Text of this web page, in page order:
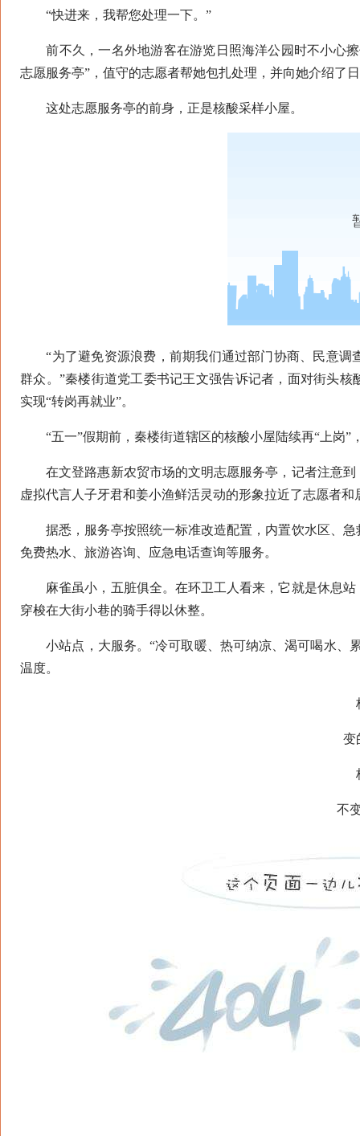
“快进来，我帮您处理一下。”
前不久，一名外地游客在游览日照海洋公园时不小心擦
志愿服务亭”，值守的志愿者帮她包扎处理，并向她介绍了
这处志愿服务亭的前身，正是核酸采样小屋。
“为了避免资源浪费，前期我们通过部门协商、民意调
群众。”秦楼街道党工委书记王文强告诉记者，面对街头
实现“转岗再就业”。
“五一”假期前，秦楼街道辖区的核酸小屋陆续再“上岗”
在文登路惠新农贸市场的文明志愿服务亭，记者注意到
虚拟代言人子牙君和姜小渔鲜活灵动的形象拉近了志愿者和
据悉，服务亭按照统一标准改造配置，内置饮水区、急
免费热水、旅游咨询、应急电话查询等服务。
麻雀虽小，五脏俱全。在环卫工人看来，它就是休息站
穿梭在大街小巷的骑手得以休整。
小站点，大服务。“冷可取暖、热可纳凉、渴可喝水、
温度。
核
变的
核
不变